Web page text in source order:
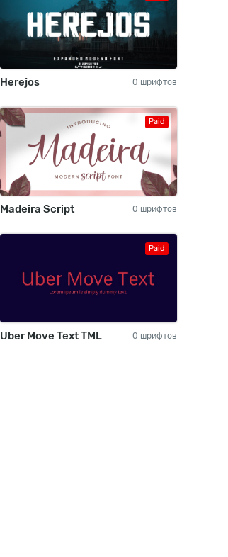
Herejos 0 шрифтов
Paid
Madeira Script 0 шрифтов
Paid
Uber Move Text TML 0 шрифтов